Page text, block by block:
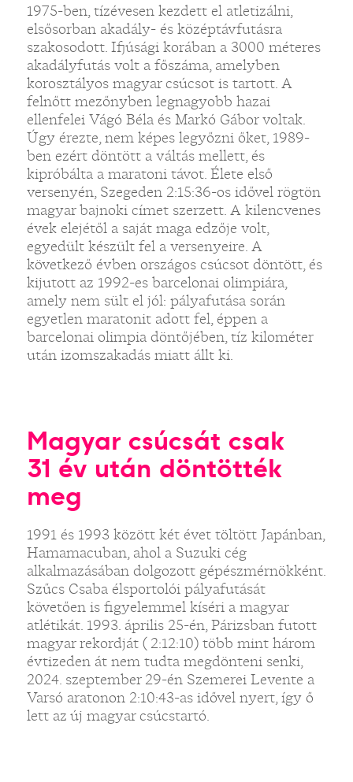
1975-ben, tízévesen kezdett el atletizálni,
elsősorban akadály- és középtávfutásra
szakosodott. Ifjúsági korában a 3000 méteres
akadályfutás volt a főszáma, amelyben
korosztályos magyar csúcsot is tartott. A
felnőtt mezőnyben legnagyobb hazai
ellenfelei Vágó Béla és Markó Gábor voltak.
Úgy érezte, nem képes legyőzni őket, 1989-
ben ezért döntött a váltás mellett, és
kipróbálta a maratoni távot. Élete első
versenyén, Szegeden 2:15:36-os idővel rögtön
magyar bajnoki címet szerzett. A kilencvenes
évek elejétől a saját maga edzője volt,
egyedült készült fel a versenyeire. A
következő évben országos csúcsot döntött, és
kijutott az 1992-es barcelonai olimpiára,
amely nem sült el jól: pályafutása során
egyetlen maratonit adott fel, éppen a
barcelonai olimpia döntőjében, tíz kilométer
után izomszakadás miatt állt ki.
Magyar csúcsát csak
31 év után döntötték
meg
1991 és 1993 között két évet töltött Japánban,
Hamamacuban, ahol a Suzuki cég
alkalmazásában dolgozott gépészmérnökként.
Szűcs Csaba élsportolói pályafutását
követően is figyelemmel kíséri a magyar
atlétikát. 1993. április 25-én, Párizsban futott
magyar rekordját ( 2:12:10) több mint három
évtizeden át nem tudta megdönteni senki,
2024. szeptember 29-én Szemerei Levente a
Varsó aratonon 2:10:43-as idővel nyert, így ő
lett az új magyar csúcstartó.